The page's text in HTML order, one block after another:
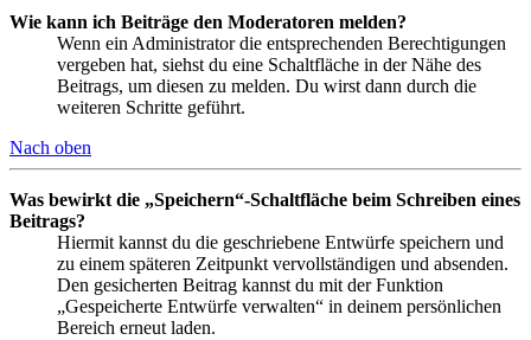
Wie kann ich Beiträge den Moderatoren melden?
Wenn ein Administrator die entsprechenden Berechtigungen
vergeben hat, siehst du eine Schaltfläche in der Nähe des
Beitrags, um diesen zu melden. Du wirst dann durch die
weiteren Schritte geführt.
Nach oben
Was bewirkt die „Speichern“-Schaltfläche beim Schreiben eines
Beitrags?
Hiermit kannst du die geschriebene Entwürfe speichern und
zu einem späteren Zeitpunkt vervollständigen und absenden.
Den gesicherten Beitrag kannst du mit der Funktion
„Gespeicherte Entwürfe verwalten“ in deinem persönlichen
Bereich erneut laden.